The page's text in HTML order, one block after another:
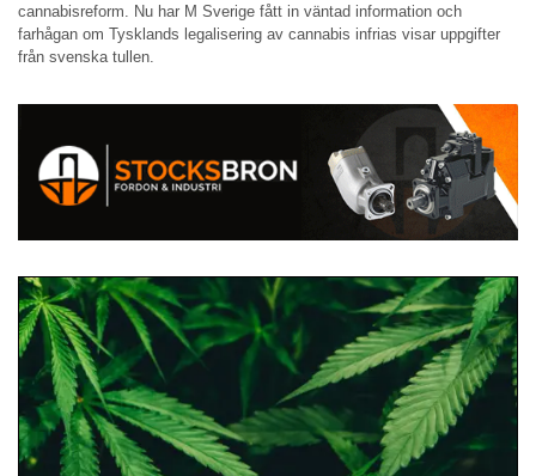
cannabisreform. Nu har M Sverige fått in väntad information och
farhågan om Tysklands legalisering av cannabis infrias visar uppgifter
från svenska tullen.